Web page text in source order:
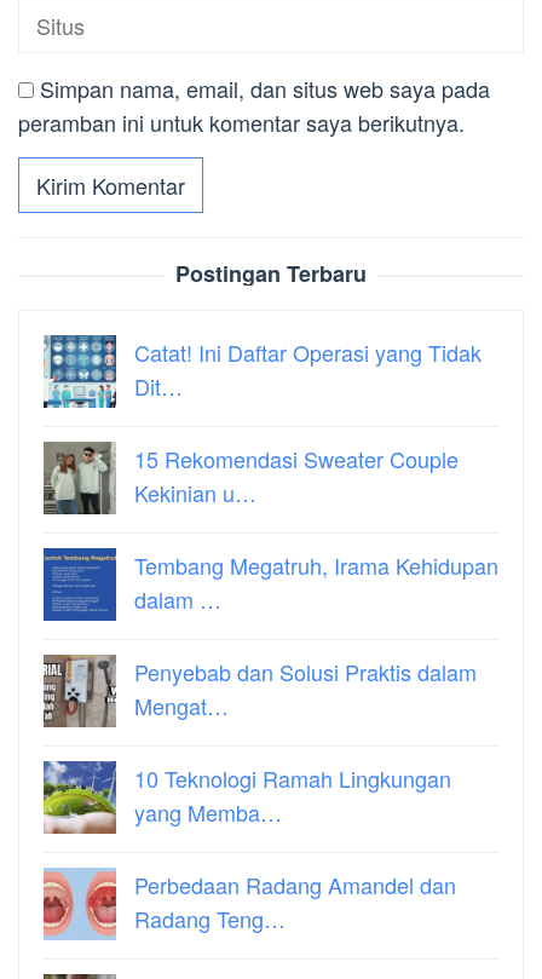
Simpan nama, email, dan situs web saya pada
peramban ini untuk komentar saya berikutnya.
Postingan Terbaru
Catat! Ini Daftar Operasi yang Tidak
Dit…
15 Rekomendasi Sweater Couple
Kekinian u…
Tembang Megatruh, Irama Kehidupan
dalam …
Penyebab dan Solusi Praktis dalam
Mengat…
10 Teknologi Ramah Lingkungan
yang Memba…
Perbedaan Radang Amandel dan
Radang Teng…